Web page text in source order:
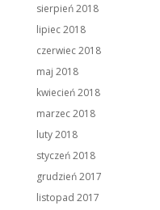
sierpień 2018
lipiec 2018
czerwiec 2018
maj 2018
kwiecień 2018
marzec 2018
luty 2018
styczeń 2018
grudzień 2017
listopad 2017